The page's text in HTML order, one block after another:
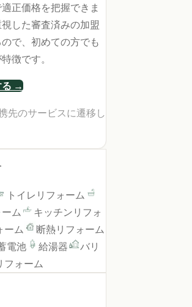
正価格を把握できま
した審査済みの加盟
で、初めての方でも
徴です。
る →
先のサービスに遷移し
トイレリフォーム
ム
キッチンリフォ
ーム
断熱リフォーム
電池 給湯器
バリ
フォーム